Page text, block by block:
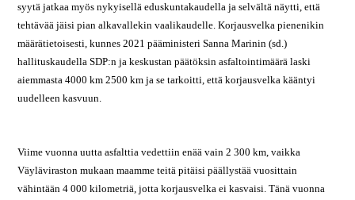
syytä jatkaa myös nykyisellä eduskuntakaudella ja selvältä näytti, että
tehtävää jäisi pian alkavallekin vaalikaudelle. Korjausvelka pienenikin
määrätietoisesti, kunnes 2021 pääministeri Sanna Marinin (sd.)
hallituskaudella SDP:n ja keskustan päätöksin asfaltointimäärä laski
aiemmasta 4000 km 2500 km ja se tarkoitti, että korjausvelka kääntyi
uudelleen kasvuun.
Viime vuonna uutta asfalttia vedettiin enää vain 2 300 km, vaikka
Väyläviraston mukaan maamme teitä pitäisi päällystää vuosittain
vähintään 4 000 kilometriä, jotta korjausvelka ei kasvaisi. Tänä vuonna